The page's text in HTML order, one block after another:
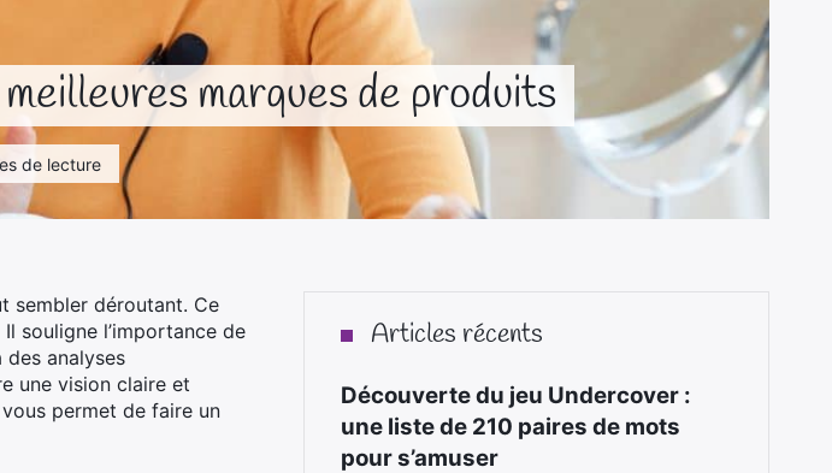
marques de produits
de lecture
sembler déroutant. Ce
souligne l’importance de
analyses
une vision claire et
permet de faire un
Articles récents
Découverte du jeu Undercover :
une liste de 210 paires de mots
pour s’amuser